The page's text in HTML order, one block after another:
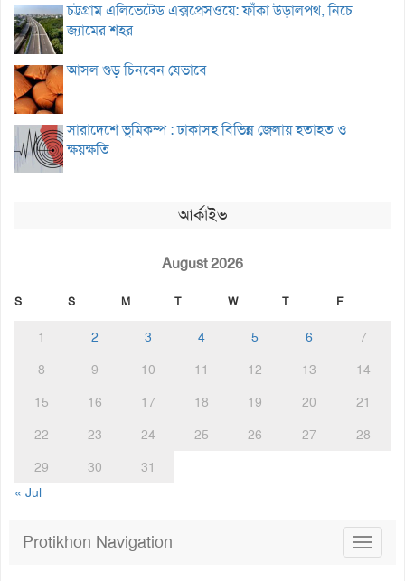
চট্টগ্রাম এলিভেটেড এক্সপ্রেসওয়ে: ফাঁকা উড়ালপথ, নিচে
জ্যামের শহর
আসল গুড় চিনবেন যেভাবে
সারাদেশে ভূমিকম্প : ঢাকাসহ বিভিন্ন জেলায় হতাহত ও
ক্ষয়ক্ষতি
আর্কাইভ
August 2026
S S M T W T F
1 2 3 4 5 6
7
8
9 10 11 12 13
14
15
16 17 18 19 20
21
22
23 24 25 26 27
28
29
30
31
« Jul
Toggle
Protikhon Navigation